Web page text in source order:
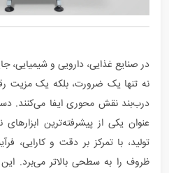
در صنایع غذایی، دارویی و شیمیایی،
نه تنها یک ضرورت، بلکه یک مزیت
درب‌بند نقش محوری ایفا می‌کنند.
عنوان یکی از پیشرفته‌ترین
تولید، با تمرکز بر دقت و کارایی،
ظروف را به سطحی بالاتر می‌برد.